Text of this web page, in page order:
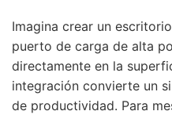
Imagina crear un
puerto de carga de alta
directamente en la
integración convierte un
de productividad. Para